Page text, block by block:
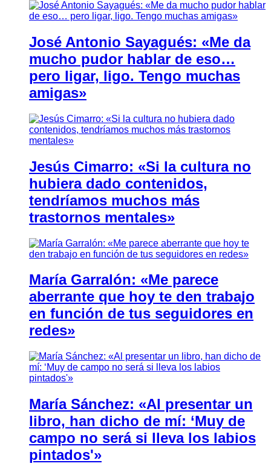
José Antonio Sayagués: «Me da
mucho pudor hablar de eso…
pero ligar, ligo. Tengo muchas
amigas»
Jesús Cimarro: «Si la cultura no
hubiera dado contenidos,
tendríamos muchos más
trastornos mentales»
María Garralón: «Me parece
aberrante que hoy te den trabajo
en función de tus seguidores en
redes»
María Sánchez: «Al presentar un
libro, han dicho de mí: ‘Muy de
campo no será si lleva los labios
pintados'»